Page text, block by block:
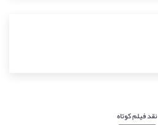
نقد فیلم کوتاه